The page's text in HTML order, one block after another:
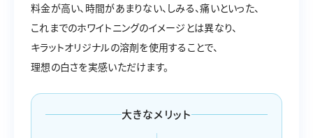
料金が高い、時間があまりない、しみる、痛いといった、
これまでのホワイトニングのイメージとは異なり、
キラットオリジナルの溶剤を使用することで、
理想の白さを実感いただけます。
大きなメリット